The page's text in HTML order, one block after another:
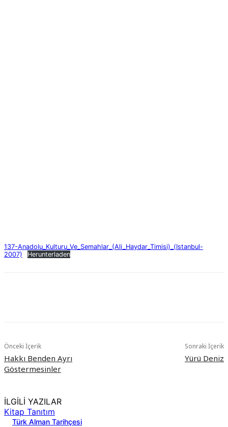
137-Anadolu_Kulturu_Ve_Semahlar_(Ali_Haydar_Timisi)_(Istanbul-
2007)
Herunterladen
Önceki İçerik
Hakkı Benden Ayrı
Göstermesinler
Sonraki İçerik
Yürü Deniz
İLGİLİ YAZILAR
Kitap Tanıtım
Türk Alman Tarihçesi